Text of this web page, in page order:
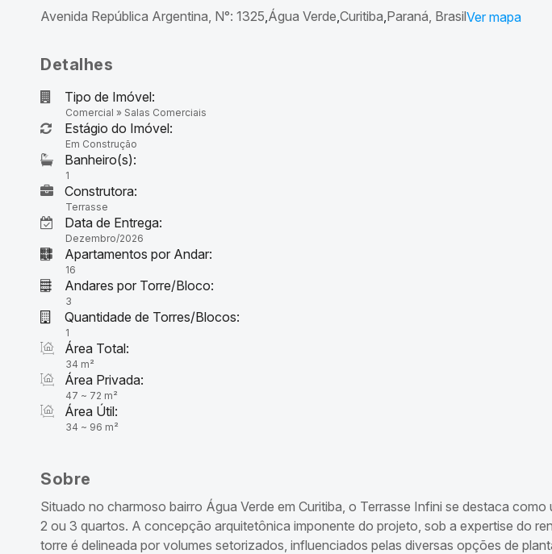
Avenida República Argentina N°: 1325 Água Verde Curitiba Paraná, Brasil
Detalhes
Tipo de Imóvel:
Comercial » Salas Comerciais
Estágio do Imóvel:
Em Construção
1
Construtora:
Terrasse
Data de Entrega:
Dezembro/2026
Apartamentos por Andar:
16
Andares por Torre/Bloco:
3
Quantidade de Torres/Blocos:
1
Área Total:
34 m²
Área Privada:
47 ~ 72 m²
Área Útil:
34 ~ 96 m²
Sobre
Situado no charmoso bairro Água Verde em Curitiba, o Terrasse Infini se destaca
2 ou 3 quartos. A concepção arquitetônica imponente do projeto, sob a expertise do
torre é delineada por volumes setorizados, influenciados pelas diversas opções de